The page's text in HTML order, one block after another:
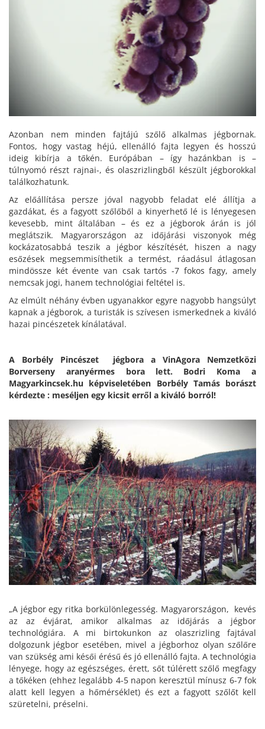
Azonban nem minden fajtájú szőlő alkalmas jégbornak.
Fontos, hogy vastag héjú, ellenálló fajta legyen és hosszú
ideig kibírja a tőkén. Európában – így hazánkban is –
túlnyomó részt rajnai-, és olaszrizlingből készült jégborokkal
találkozhatunk.
Az előállítása persze jóval nagyobb feladat elé állítja a
gazdákat, és a fagyott szőlőből a kinyerhető lé is lényegesen
kevesebb, mint általában – és ez a jégborok árán is jól
meglátszik. Magyarországon az időjárási viszonyok még
kockázatosabbá teszik a jégbor készítését, hiszen a nagy
esőzések megsemmisíthetik a termést, ráadásul átlagosan
mindössze két évente van csak tartós -7 fokos fagy, amely
nemcsak jogi, hanem technológiai feltétel is.
Az elmúlt néhány évben ugyanakkor egyre nagyobb hangsúlyt
kapnak a jégborok, a turisták is szívesen ismerkednek a kiváló
hazai pincészetek kínálatával.
A Borbély Pincészet jégbora a VinAgora Nemzetközi
Borverseny aranyérmes bora lett. Bodri Koma a
Magyarkincsek.hu képviseletében Borbély Tamás borászt
kérdezte : meséljen egy kicsit erről a kiváló borról!
„A jégbor egy ritka borkülönlegesség. Magyarországon, kevés
az az évjárat, amikor alkalmas az időjárás a jégbor
technológiára. A mi birtokunkon az olaszrizling fajtával
dolgozunk jégbor esetében, mivel a jégborhoz olyan szőlőre
van szükség ami késői érésű és jó ellenálló fajta. A technológia
lényege, hogy az egészséges, érett, sőt túlérett szőlő megfagy
a tőkéken (ehhez legalább 4-5 napon keresztül mínusz 6-7 fok
alatt kell legyen a hőmérséklet) és ezt a fagyott szőlőt kell
szüretelni, préselni.